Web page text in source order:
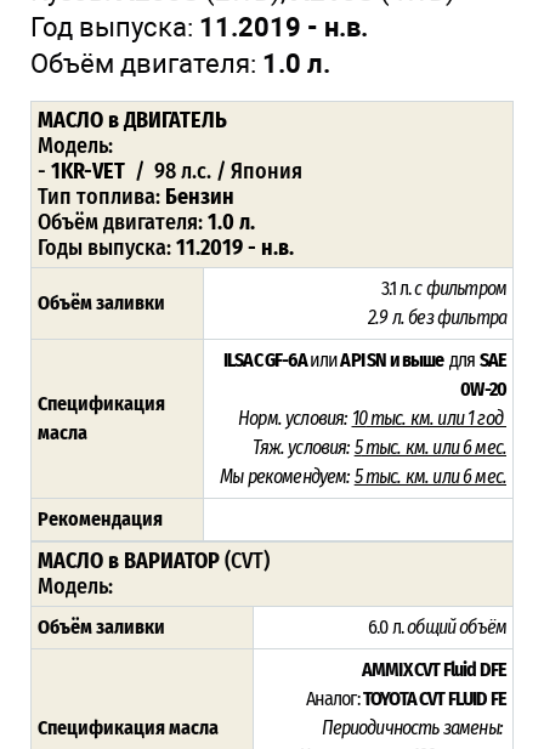
Год выпуска: 11.2019 - н.в.
Объём двигателя: 1.0 л.
МАСЛО в ДВИГАТЕЛЬ
Модель:
- 1KR-VET / 98 л.с. / Япония
Тип топлива: Бензин
Объём двигателя:1.0 л.
Годы выпуска:11.2019 - н.в.
Объём заливки
3.1 л.с фильтром
2.9 л. без фильтра
Спецификация
масла
ILSAC GF-6AилиAPI SN и выше для SAE
0W-20
Норм. условия: 10тыс. км. или 1 год
Тяж. условия: 5тыс. км. или 6 мес.
Мы рекомендуем: 5 тыс. км. или 6 мес.
Рекомендация
МАСЛО в ВАРИАТОР(CVT)
Модель:
Объём заливки 6.0 л.общий объём
Спецификация масла
AMMIX CVT Fluid DFE
Аналог:TOYOTA CVT FLUID FE
Периодичность замены: